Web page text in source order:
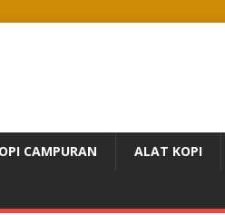
CAMPURAN ALAT KOPI